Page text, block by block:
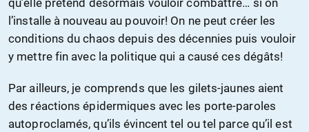
qu’elle prétend désormais vouloir combattre… si on
l’installe à nouveau au pouvoir! On ne peut créer les
conditions du chaos depuis des décennies puis vouloir
y mettre fin avec la politique qui a causé ces dégâts!
Par ailleurs, je comprends que les gilets-jaunes aient
des réactions épidermiques avec les porte-paroles
autoproclamés, qu’ils évincent tel ou tel parce qu’il est